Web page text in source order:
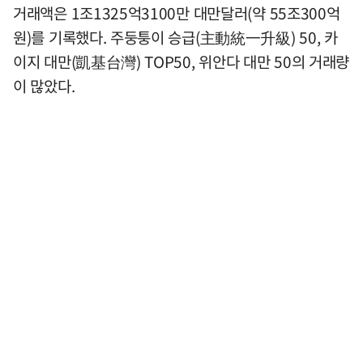
거래액은 1조1325억3100만 대만달러(약 55조300억
원)를 기록했다. 주둥퉁이 승급(主動統一升級) 50, 카
이지 대만(凱基台灣) TOP50, 위안다 대만 50의 거래량
이 많았다.